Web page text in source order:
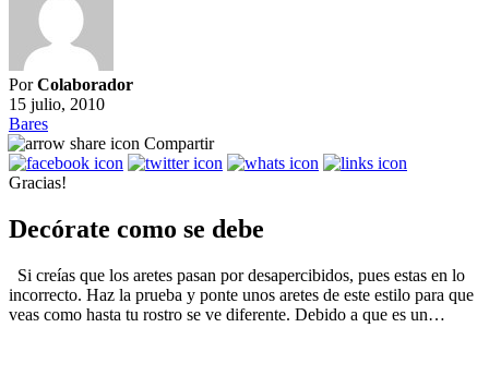
PorColaborador
15 julio, 2010
Bares
Compartir
Gracias!
Decórate como se debe
Si creías que los aretes pasan por desapercibidos, pues estas en lo
incorrecto. Haz la prueba y ponte unos aretes de este estilo para que
veas como hasta tu rostro se ve diferente. Debido a que es un…